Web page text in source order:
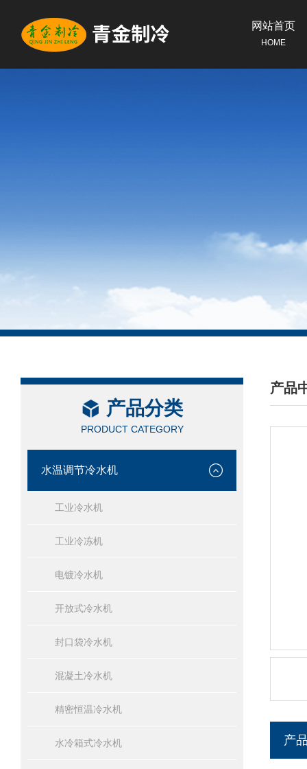
网站首页
HOME
产品分类
PRODUCT CATEGORY
水温调节冷水机
工业冷水机
工业冷冻机
电镀冷水机
开放式冷水机
封口袋冷水机
混凝土冷水机
精密恒温冷水机
水冷箱式冷水机
产品
/
产